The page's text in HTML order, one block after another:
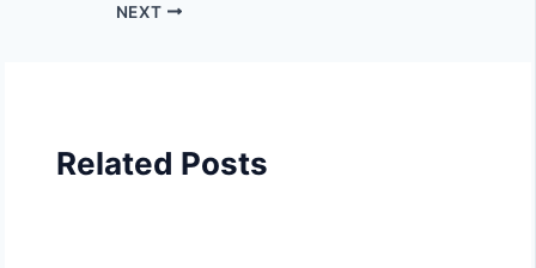
NEXT
Related Posts